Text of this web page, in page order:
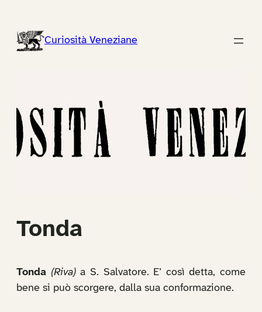
contenutoCuriosità Veneziane
Tonda
Tonda (Riva)a S. Salvatore. E’ così detta, come
bene si può scorgere, dalla sua conformazione.